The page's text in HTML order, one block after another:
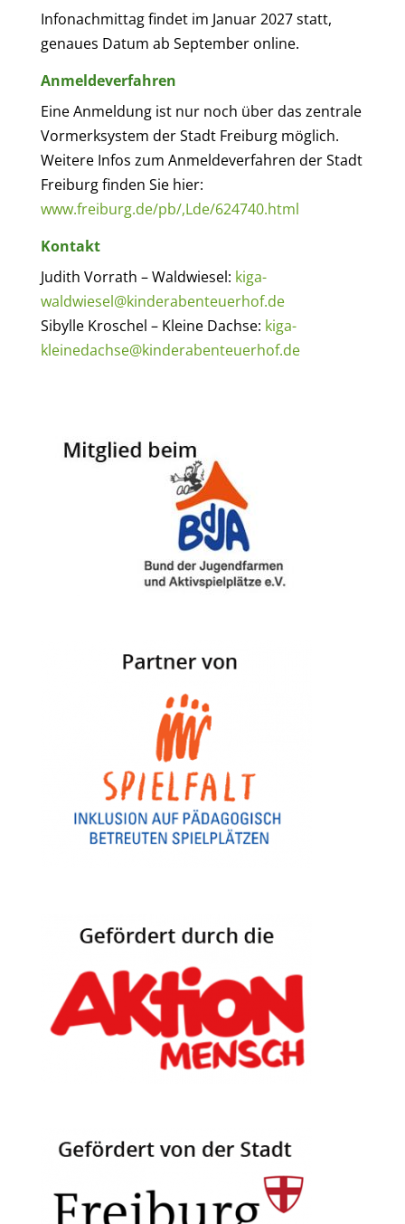
Infonachmittag findet im Januar 2027 statt,
genaues Datum ab September online.
Anmeldeverfahren
Eine Anmeldung ist nur noch über das zentrale
Vormerksystem der Stadt Freiburg möglich.
Weitere Infos zum Anmeldeverfahren der Stadt
Freiburg finden Sie hier:
www.freiburg.de/pb/,Lde/624740.html
Kontakt
Judith Vorrath – Waldwiesel: kiga-
waldwiesel@kinderabenteuerhof.de
Sibylle Kroschel – Kleine Dachse: kiga-
kleinedachse@kinderabenteuerhof.de